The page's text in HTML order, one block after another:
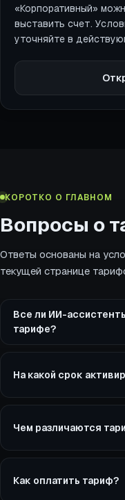
«Корпоративный»
выставить счет.
уточняйте в
КОРОТКО О ГЛАВНОМ
Вопросы о
Ответы основаны на
текущей странице
Все ли ИИ-
тарифе?
На какой срок
Чем различаются
Как оплатить тариф?